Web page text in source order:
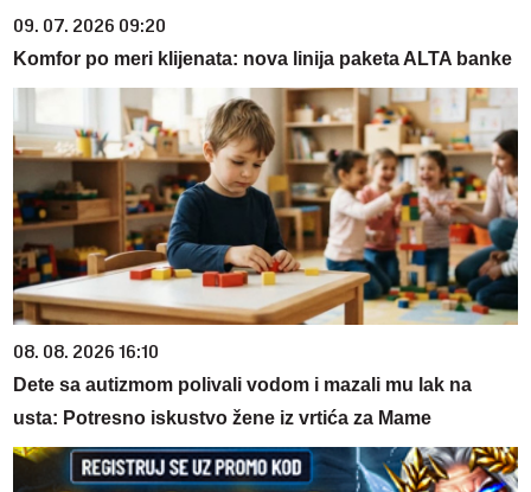
09. 07. 2026 09:20
Komfor po meri klijenata: nova linija paketa ALTA banke
08. 08. 2026 16:10
Dete sa autizmom polivali vodom i mazali mu lak na
usta: Potresno iskustvo žene iz vrtića za Mame